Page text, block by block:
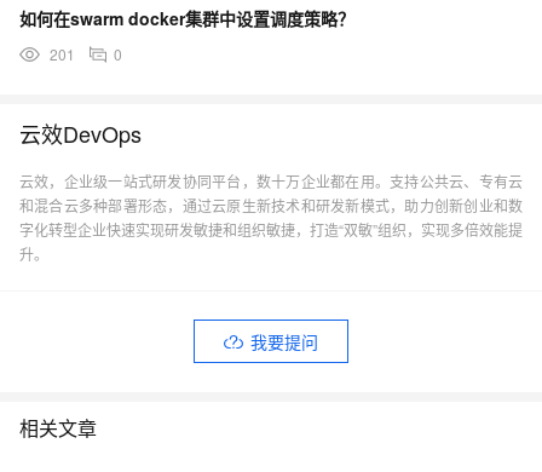
如何在swarm docker集群中设置调度策略？
201 0
云效DevOps
云效，企业级一站式研发协同平台，数十万企业都在用。支持公共云、专有云
和混合云多种部署形态，通过云原生新技术和研发新模式，助力创新创业和数
字化转型企业快速实现研发敏捷和组织敏捷，打造“双敏”组织，实现多倍效能提
升。
我要提问
相关文章